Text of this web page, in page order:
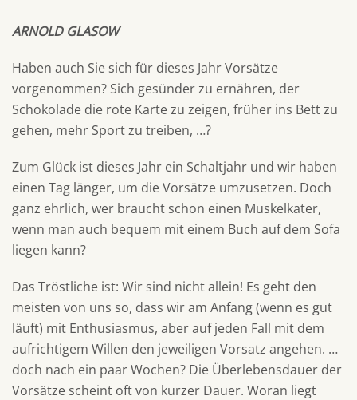
ARNOLD GLASOW
Haben auch Sie sich für dieses Jahr Vorsätze
vorgenommen? Sich gesünder zu ernähren, der
Schokolade die rote Karte zu zeigen, früher ins Bett zu
gehen, mehr Sport zu treiben, …?
Zum Glück ist dieses Jahr ein Schaltjahr und wir haben
einen Tag länger, um die Vorsätze umzusetzen. Doch
ganz ehrlich, wer braucht schon einen Muskelkater,
wenn man auch bequem mit einem Buch auf dem Sofa
liegen kann?
Das Tröstliche ist: Wir sind nicht allein! Es geht den
meisten von uns so, dass wir am Anfang (wenn es gut
läuft) mit Enthusiasmus, aber auf jeden Fall mit dem
aufrichtigem Willen den jeweiligen Vorsatz angehen. …
doch nach ein paar Wochen? Die Überlebensdauer der
Vorsätze scheint oft von kurzer Dauer. Woran liegt